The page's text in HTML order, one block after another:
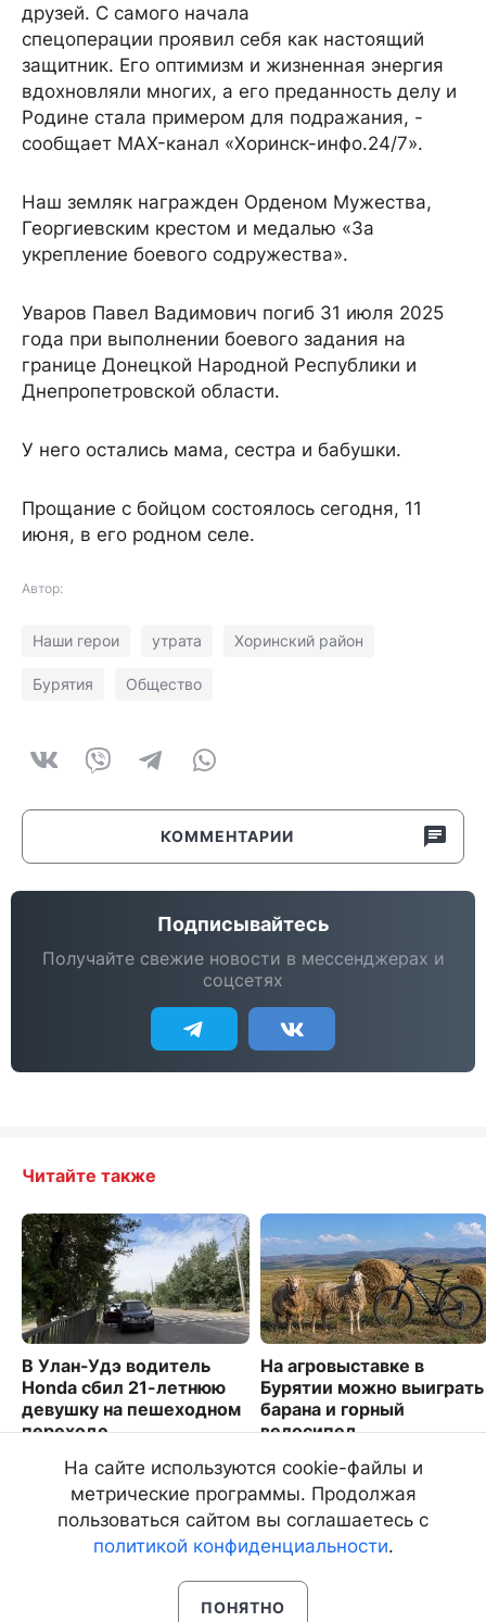
друзей. С самого начала
спецоперации проявил себя как настоящий
защитник. Его оптимизм и жизненная энергия
вдохновляли многих, а его преданность делу и
Родине стала примером для подражания, -
сообщает MAX-канал «Хоринск-инфо.24/7».
Наш земляк награжден Орденом Мужества,
Георгиевским крестом и медалью «За
укрепление боевого содружества».
Уваров Павел Вадимович погиб 31 июля 2025
года при выполнении боевого задания на
границе Донецкой Народной Республики и
Днепропетровской области.
У него остались мама, сестра и бабушки.
Прощание с бойцом состоялось сегодня, 11
июня, в его родном селе.
Автор:
Наши герои утрата Хоринский район
Бурятия Общество
КОММЕНТАРИИ
Подписывайтесь
Получайте свежие новости в мессенджерах и
соцсетях
Читайте также
В Улан-Удэ водитель
Honda сбил 21-летнюю
девушку на пешеходном
переходе
12562
На агровыставке в
Бурятии можно выиграть
барана и горный
велосипед
4805
На сайте используются cookie-файлы и
метрические программы. Продолжая
пользоваться сайтом вы соглашаетесь с
политикой конфиденциальности.
ПОНЯТНО